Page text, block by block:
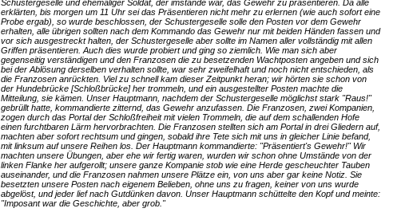
Schustergeselle und ehemaliger Soldat, der imstande war, das Gewehr zu präsentieren. Da alle
erklärten, bis morgen um 11 Uhr sei das Präsentieren nicht mehr zu erlernen (wie auch sofort eine
Probe ergab), so wurde beschlossen, der Schustergeselle solle den Posten vor dem Gewehr
erhalten, alle übrigen sollten nach dem Kommando das Gewehr nur mit beiden Händen fassen und
vor sich ausgestreckt halten, der Schustergeselle aber sollte im Namen aller vollständig mit allen
Griffen präsentieren. Auch dies wurde probiert und ging so ziemlich. Wie man sich aber
gegenseitig verständigen und den Franzosen die zu besetzenden Wachtposten angeben und sich
bei der Ablösung derselben verhalten sollte, war sehr zweifelhaft und noch nicht entschieden, als
die Franzosen anrückten. Viel zu schnell kam dieser Zeitpunkt heran; wir hörten sie schon von
der Hundebrücke [Schloßbrücke] her trommeln, und ein ausgestellter Posten machte die
Mitteilung, sie kämen. Unser Hauptmann, nachdem der Schustergeselle möglichst stark "Raus!"
gebrüllt hatte, kommandierte zitternd, das Gewehr anzufassen. Die Franzosen, zwei Kompanien,
zogen durch das Portal der Schloßfreiheit mit vielen Trommeln, die auf dem schallenden Hofe
einen furchtbaren Lärm hervorbrachten. Die Franzosen stellten sich am Portal in drei Gliedern auf,
machten aber sofort rechtsum und gingen, sobald ihre Tete sich mit uns in gleicher Linie befand,
mit linksum auf unsere Reihen los. Der Hauptmann kommandierte: "Präsentiert's Gewehr!" Wir
machten unsere Übungen, aber ehe wir fertig waren, wurden wir schon ohne Umstände von der
linken Flanke her aufgerollt; unsere ganze Kompanie stob wie eine Herde gescheuchter Tauben
auseinander, und die Franzosen nahmen unsere Plätze ein, von uns aber gar keine Notiz. Sie
besetzten unsere Posten nach eigenem Belieben, ohne uns zu fragen, keiner von uns wurde
abgelöst, und jeder lief nach Gutdünken davon. Unser Hauptmann schüttelte den Kopf und meinte:
"Imposant war die Geschichte, aber grob."